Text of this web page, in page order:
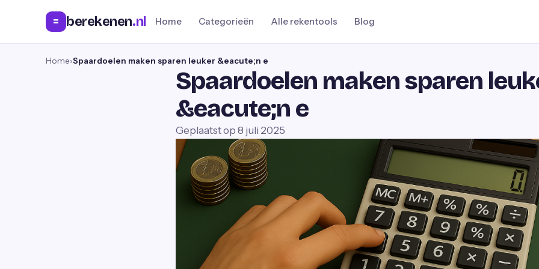
= berekenen.nl Home Categorieën Alle rekentools Blog
Home›Spaardoelen maken sparen leuker &eacute;n e
Spaardoelen maken sparen
&eacute;n e
Geplaatst op 8 juli 2025